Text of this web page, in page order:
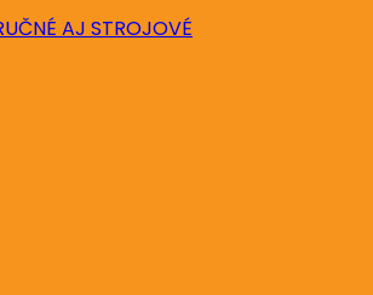
AJ STROJOVÉ